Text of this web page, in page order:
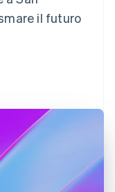
il futuro